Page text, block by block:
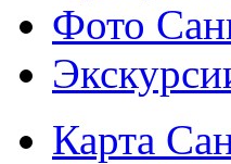
Фото
Карта